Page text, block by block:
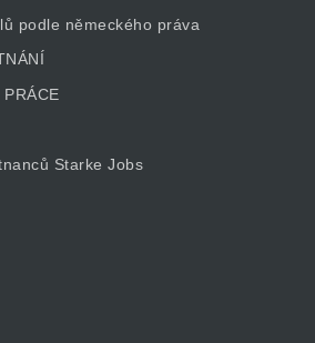
podle německého práva
Starke Jobs